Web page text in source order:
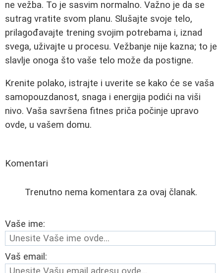
ne vežba. To je sasvim normalno. Važno je da se
sutrag vratite svom planu. Slušajte svoje telo,
prilagođavajte trening svojim potrebama i, iznad
svega, uživajte u procesu. Vežbanje nije kazna; to je
slavlje onoga što vaše telo može da postigne.
Krenite polako, istrajte i uverite se kako će se vaša
samopouzdanost, snaga i energija podići na viši
nivo. Vaša savršena fitnes priča počinje upravo
ovde, u vašem domu.
Komentari
Trenutno nema komentara za ovaj članak.
Vaše ime:
Vaš email: